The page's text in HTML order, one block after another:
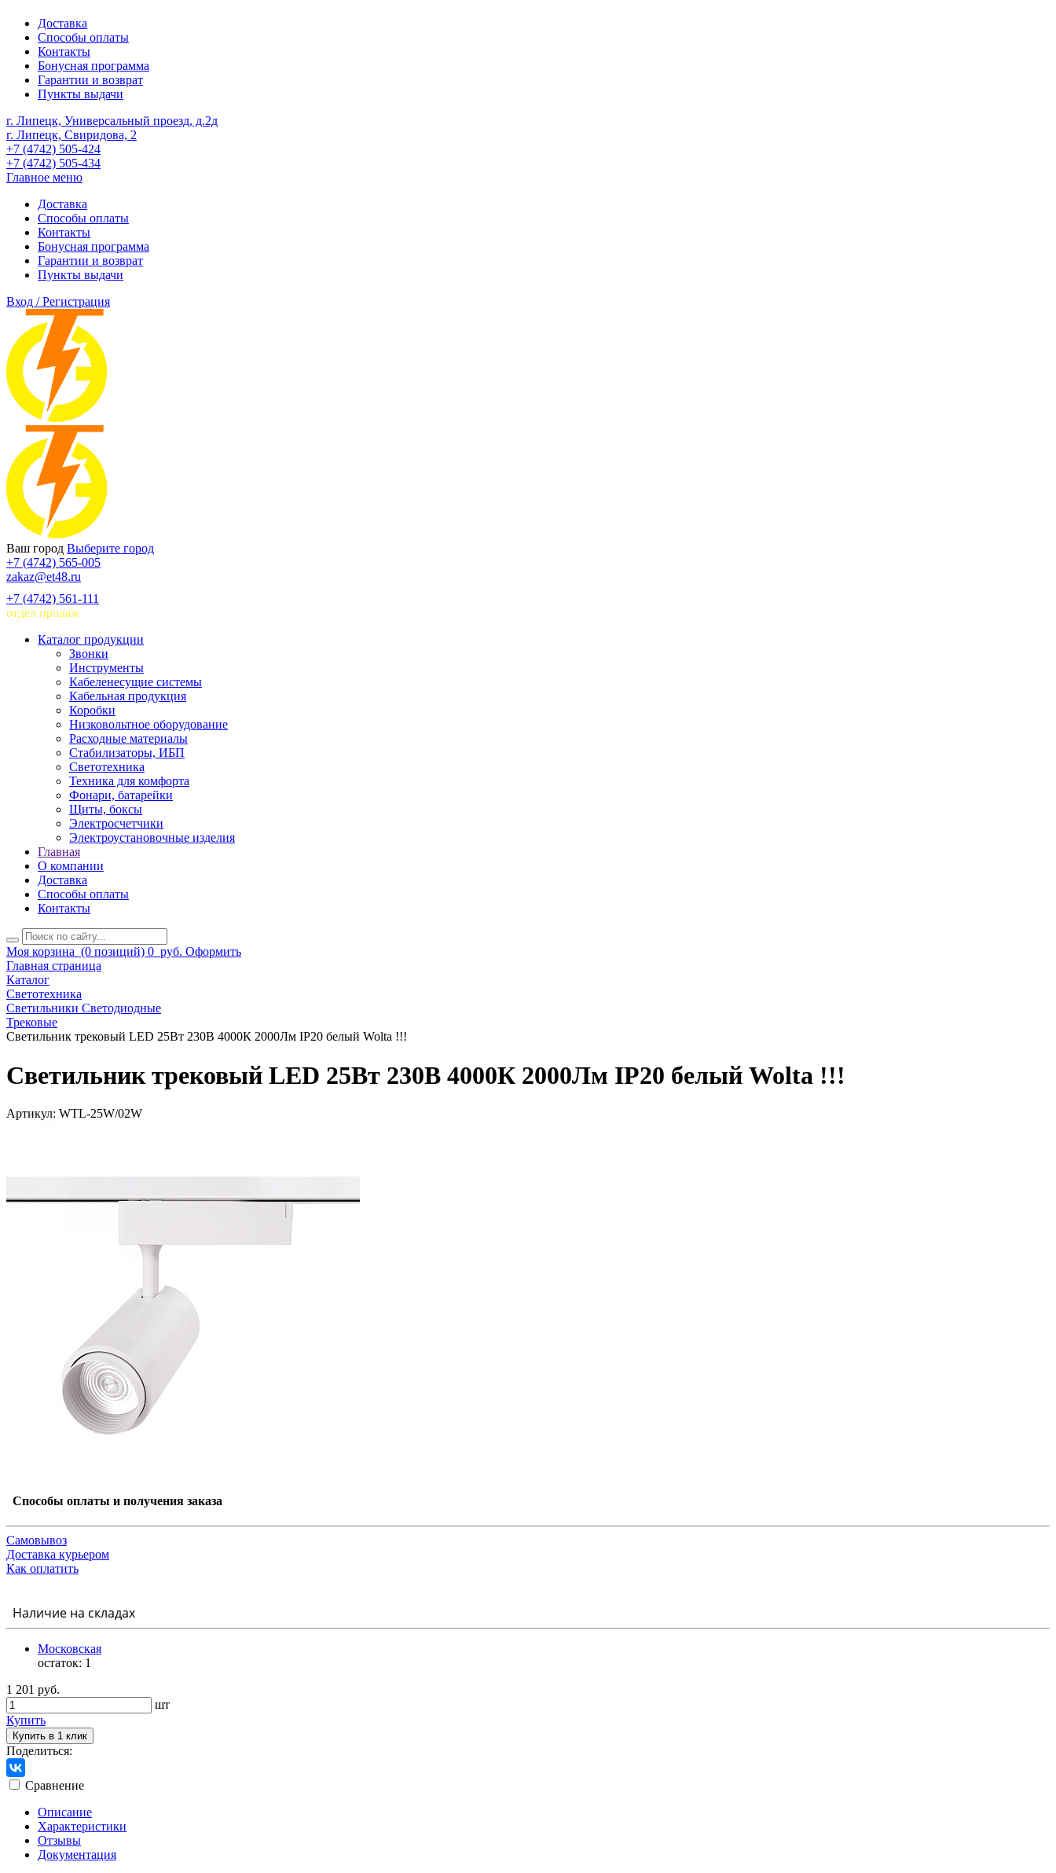
Доставка
Способы оплаты
Контакты
Бонусная программа
Гарантии и возврат
Пункты выдачи
г. Липецк, Универсальный проезд, д.2д
г. Липецк, Свиридова, 2
+7 (4742) 505-424
+7 (4742) 505-434
Главное меню
Доставка
Способы оплаты
Контакты
Бонусная программа
Гарантии и возврат
Пункты выдачи
Вход / Регистрация
Ваш город Выберите город
+7 (4742) 565-005
zakaz@et48.ru
+7 (4742) 561-111
отдел продаж
Каталог продукции
Звонки
Инструменты
Кабеленесущие системы
Кабельная продукция
Коробки
Низковольтное оборудование
Расходные материалы
Стабилизаторы, ИБП
Светотехника
Техника для комфорта
Фонари, батарейки
Щиты, боксы
Электросчетчики
Электроустановочные изделия
Главная
О компании
Доставка
Способы оплаты
Контакты
Моя корзина (0 позиций) 0 руб. Оформить
Главная страница
Каталог
Светотехника
Светильники Светодиодные
Трековые
Светильник трековый LED 25Вт 230В 4000К 2000Лм IP20 белый Wolta !!!
Светильник трековый LED 25Вт 230В 4000К 2000Лм IP20 белый Wolta !!!
Артикул: WTL-25W/02W
Способы оплаты и получения заказа
Самовывоз
Доставка курьером
Как оплатить
Наличие на складах
Московская
остаток: 1
1 201 руб.
шт
Купить
Купить в 1 клик
Поделиться:
Сравнение
Описание
Характеристики
Отзывы
Документация